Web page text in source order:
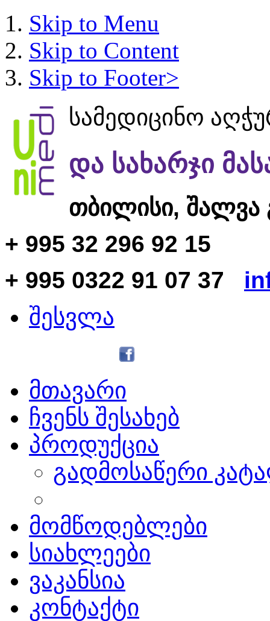
Skip to Menu
Skip to Content
Skip to Footer>
სამედიცინო
და სახარჯი
თბილისი, შალვა
+ 995 32 296 92 15
+ 995 0322 91 07 37
შესვლა
მთავარი
ჩვენს შესახებ
პროდუქცია
გადმოსაწერი
მომწოდებლები
სიახლეები
ვაკანსია
კონტაქტი